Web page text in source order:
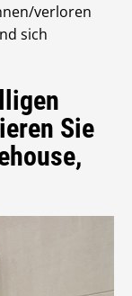
verloren
sich
Sie